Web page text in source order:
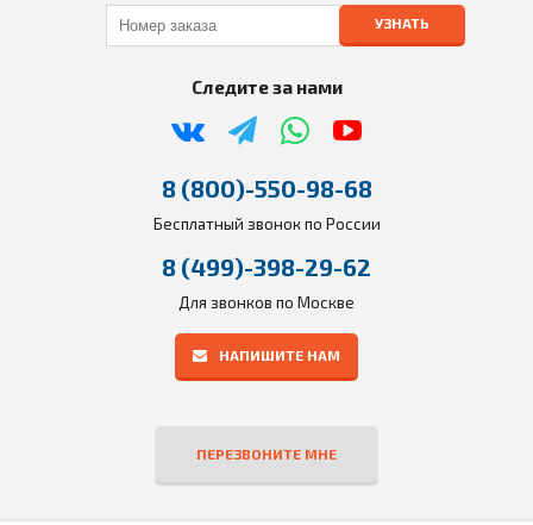
УЗНАТЬ
Следите за нами
8 (800)-550-98-68
Бесплатный звонок по России
8 (499)-398-29-62
Для звонков по Москве
НАПИШИТЕ НАМ
ПЕРЕЗВОНИТЕ МНЕ